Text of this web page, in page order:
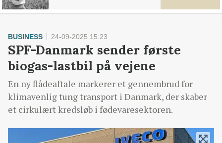
BUSINESS 24-09-2025 15:23
SPF-Danmark sender første
biogas-lastbil på vejene
En ny flådeaftale markerer et gennembrud for
klimavenlig tung transport i Danmark, der skaber
et cirkulært kredsløb i fødevaresektoren.